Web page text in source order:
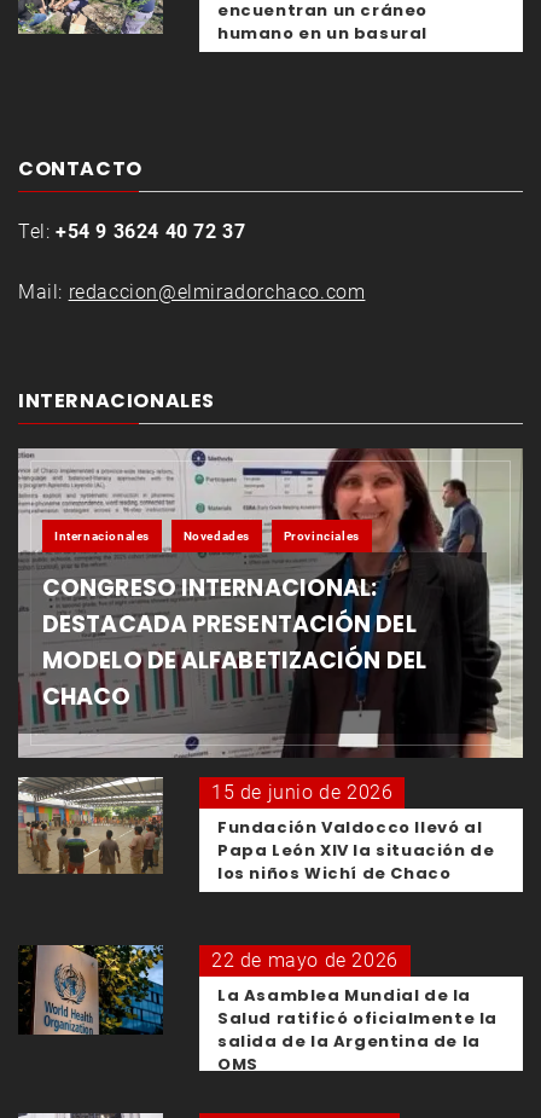
encuentran un cráneo
humano en un basural
CONTACTO
Tel: +54 9 3624 40 72 37
Mail: redaccion@elmiradorchaco.com
INTERNACIONALES
Internacionales Novedades Provinciales
CONGRESO INTERNACIONAL:
DESTACADA PRESENTACIÓN DEL
MODELO DE ALFABETIZACIÓN DEL
CHACO
15 de junio de 2026
Fundación Valdocco llevó al
Papa León XIV la situación de
los niños Wichí de Chaco
22 de mayo de 2026
La Asamblea Mundial de la
Salud ratificó oficialmente la
salida de la Argentina de la
OMS